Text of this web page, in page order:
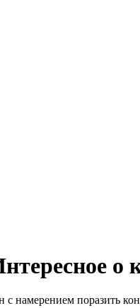
о
с намерением поразить